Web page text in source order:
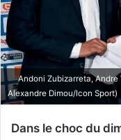
Andoni Zubizarreta,
Alexandre Dimou/Icon Sport)
Dans le choc du